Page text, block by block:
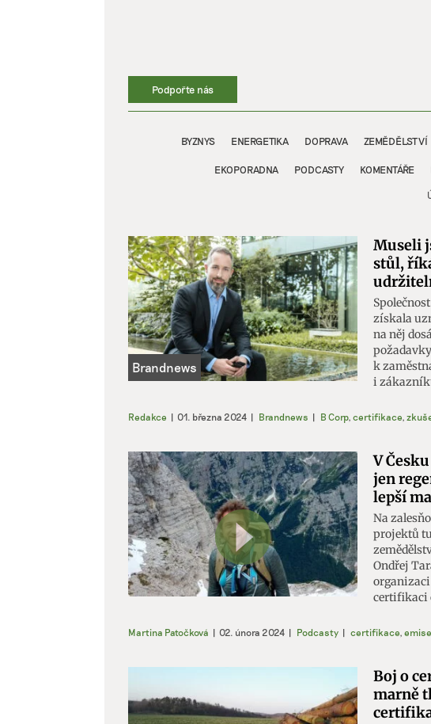
Podpořte nás
BYZNYS ENERGETIKA DOPRAVA ZEMĚDĚLSTVÍ
EKOPORADNA PODCASTY KOMENTÁŘE
Museli
stůl,
získala
na něj
k
i
Redakce | 01. března 2024 | Brandnews | B Corp, certifikace,
V
jen
lepší
Na
projektů
Ondřej
organizaci
certifikaci
Martina Patočková | 02. února 2024 | Podcasty | certifikace,
Boj o
marně